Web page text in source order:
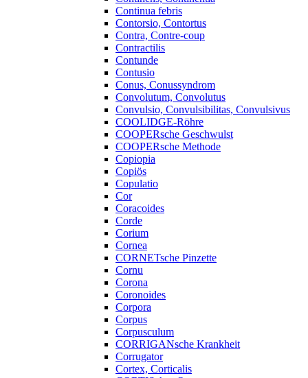
Continua febris
Contorsio, Contortus
Contra, Contre-coup
Contractilis
Contunde
Contusio
Conus, Conussyndrom
Convolutum, Convolutus
Convulsio, Convulsibilitas, Convulsivus
COOLIDGE-Röhre
COOPERsche Geschwulst
COOPERsche Methode
Copiopia
Copiös
Copulatio
Cor
Coracoides
Corde
Corium
Cornea
CORNETsche Pinzette
Cornu
Corona
Coronoides
Corpora
Corpus
Corpusculum
CORRIGANsche Krankheit
Corrugator
Cortex, Corticalis